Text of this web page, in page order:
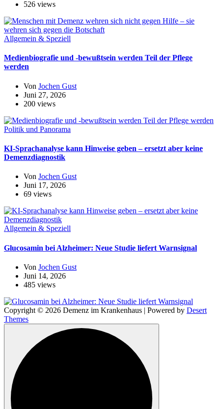
526 views
Allgemein & Speziell
Medienbiografie und -bewußtsein werden Teil der Pflege
werden
Von Jochen Gust
Juni 27, 2026
200 views
Politik und Panorama
KI-Sprachanalyse kann Hinweise geben – ersetzt aber keine
Demenzdiagnostik
Von Jochen Gust
Juni 17, 2026
69 views
Allgemein & Speziell
Glucosamin bei Alzheimer: Neue Studie liefert Warnsignal
Von Jochen Gust
Juni 14, 2026
485 views
Copyright © 2026 Demenz im Krankenhaus | Powered by Desert
Themes